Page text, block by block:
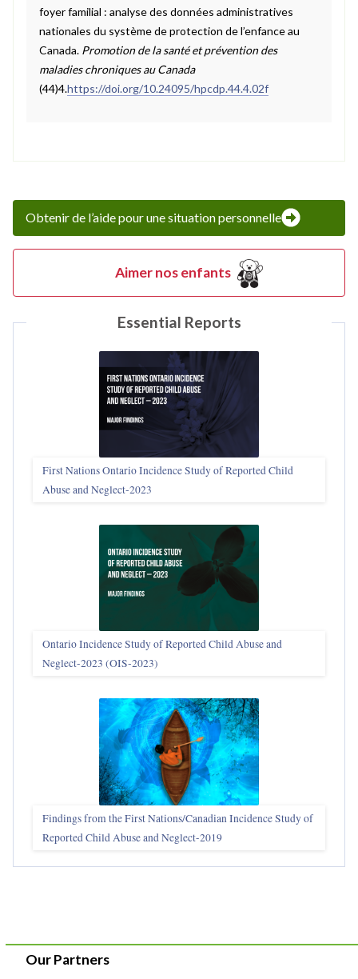
foyer familial : analyse des données administratives
nationales du système de protection de l’enfance au
Canada. Promotion de la santé et prévention des
maladies chroniques au Canada
(44)4.https://doi.org/10.24095/hpcdp.44.4.02f
Obtenir de l’aide pour une situation personnelle
Aimer nos enfants
Essential Reports
First Nations Ontario Incidence Study of Reported Child
Abuse and Neglect‑2023
Ontario Incidence Study of Reported Child Abuse and
Neglect-2023 (OIS‑2023)
Findings from the First Nations/Canadian Incidence Study of
Reported Child Abuse and Neglect-2019
Our Partners